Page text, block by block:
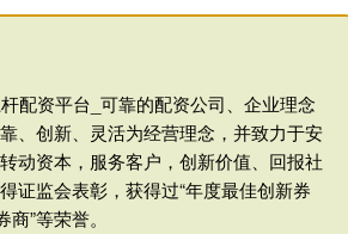
配资平台_可靠的配资公司、企业理念
、创新、灵活为经营理念，并致力于安
动资本，服务客户，创新价值、回报社
证监会表彰，获得过“年度最佳创新券
”等荣誉。